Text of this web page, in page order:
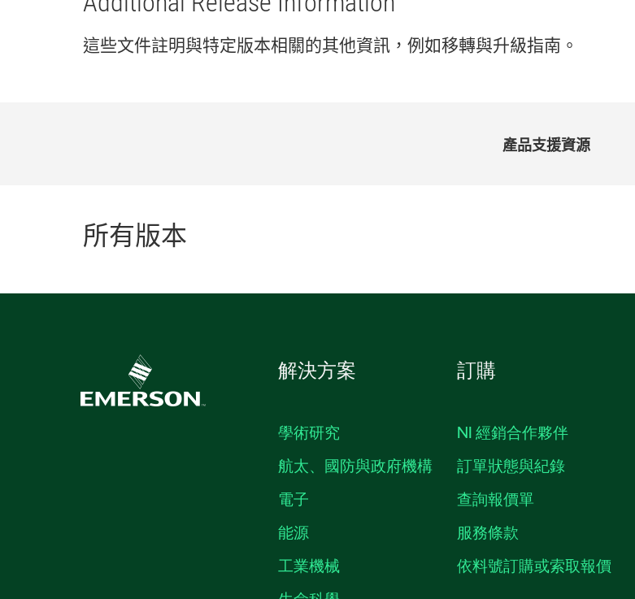
這些文件註明與特定版本相關的其他資訊， 例如移轉與升級指南。
產品支援資源
所有版本
解決方案
學術研究
航太、國防與政府機構
電子
能源
工業機械
訂購
NI 經銷合作夥伴
訂單狀態與紀錄
查詢報價單
服務條款
依料號訂購或索取報價